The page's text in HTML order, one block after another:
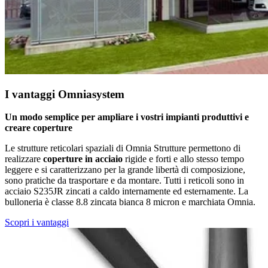
I vantaggi Omniasystem
Un modo semplice per ampliare i vostri impianti produttivi e
creare coperture
Le strutture reticolari spaziali di Omnia Strutture permettono di
realizzare coperture in acciaio rigide e forti e allo stesso tempo
leggere e si caratterizzano per la grande libertà di composizione,
sono pratiche da trasportare e da montare. Tutti i reticoli sono in
acciaio S235JR zincati a caldo internamente ed esternamente. La
bulloneria è classe 8.8 zincata bianca 8 micron e marchiata Omnia.
Scopri i vantaggi